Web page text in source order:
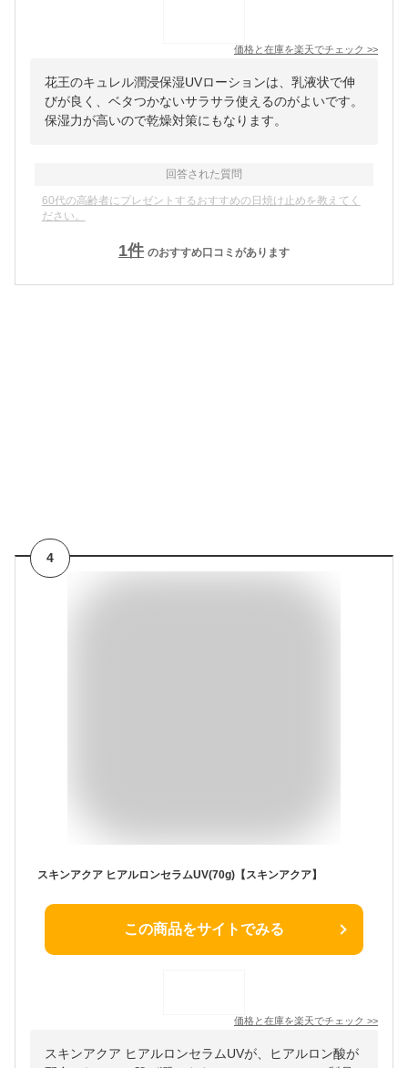
価格と在庫を楽天でチェック >>
花王のキュレル潤浸保湿UVローションは、乳液状で伸
びが良く、ベタつかないサラサラ使えるのがよいです。
保湿力が高いので乾燥対策にもなります。
回答された質問
60代の高齢者にプレゼントするおすすめの日焼け止めを教えてく
ださい。
1件 のおすすめ口コミがあります
4
スキンアクア ヒアルロンセラムUV(70g)【スキンアクア】
この商品をサイトでみる
価格と在庫を楽天でチェック >>
スキンアクア ヒアルロンセラムUVが、ヒアルロン酸が